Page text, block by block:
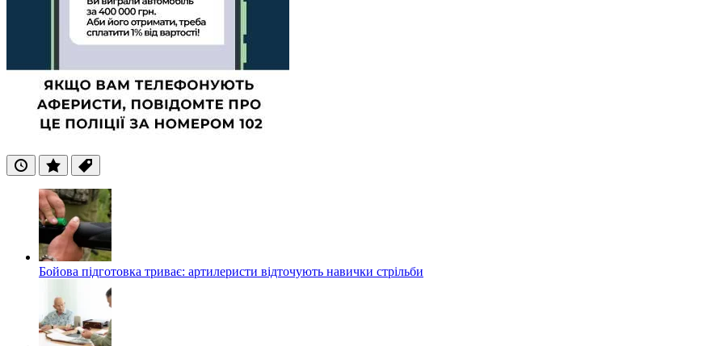
ОстанніПопулярні
Теги
Бойова підготовка триває: артилеристи відточують навички стрільби